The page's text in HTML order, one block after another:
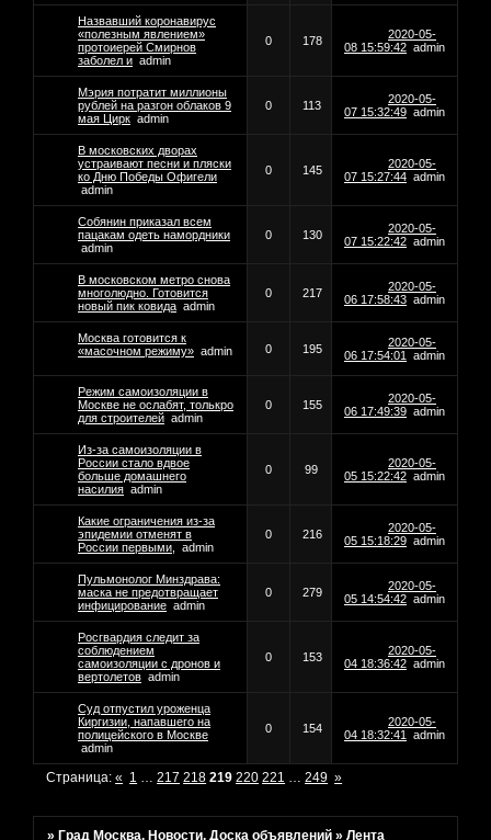
Назвавший коронавирус
«полезным явлением»
протоиерей Смирнов
заболел и admin
0 178
2020-05-
08 15:59:42 admin
Мэрия потратит миллионы
рублей на разгон облаков 9
мая Цирк admin
0 113
2020-05-
07 15:32:49 admin
В московских дворах
устраивают песни и пляски
ко Дню Победы Офигели
admin
0 145
2020-05-
07 15:27:44 admin
Собянин приказал всем
пацакам одеть намордники
admin
0 130
2020-05-
07 15:22:42 admin
В московском метро снова
многолюдно. Готовится
новый пик ковида admin
0 217
2020-05-
06 17:58:43 admin
Москва готовится к
«масочном режиму» admin 0 195
2020-05-
06 17:54:01
admin
Режим самоизоляции в
Москве не ослабят, толькро
для строителей admin
0 155
2020-05-
06 17:49:39 admin
Из-за самоизоляции в
России стало вдвое
больше домашнего
насилия admin
0 99
2020-05-
05 15:22:42 admin
Какие ограничения из-за
эпидемии отменят в
России первыми,
admin
0 216
2020-05-
05 15:18:29 admin
Пульмонолог Минздрава:
маска не предотвращает
инфицирование admin
0 279
2020-05-
05 14:54:42 admin
Росгвардия следит за
соблюдением
самоизоляции с дронов и
вертолетов admin
0 153
2020-05-
04 18:36:42 admin
Суд отпустил уроженца
Киргизии, напавшего на
полицейского в Москве
admin
0 154
2020-05-
04 18:32:41
admin
Страница:« 1 … 217 218 219 220 221 … 249 »
»Град Москва. Новости. Доска объявлений »Лента